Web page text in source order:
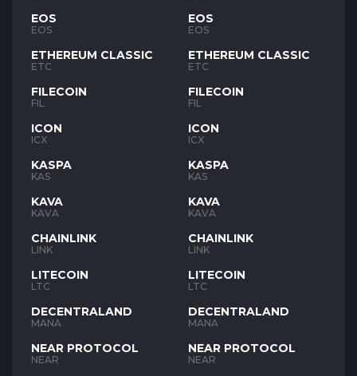
EOS
EOS
ETHEREUM CLASSIC
ETC
FILECOIN
FIL
ICON
ICX
KASPA
KAS
KAVA
KAVA
CHAINLINK
LINK
LITECOIN
LTC
DECENTRALAND
MANA
NEAR PROTOCOL
NEAR
EOS
EOS
ETHEREUM CLASSIC
ETC
FILECOIN
FIL
ICON
ICX
KASPA
KAS
KAVA
KAVA
CHAINLINK
LINK
LITECOIN
LTC
DECENTRALAND
MANA
NEAR PROTOCOL
NEAR